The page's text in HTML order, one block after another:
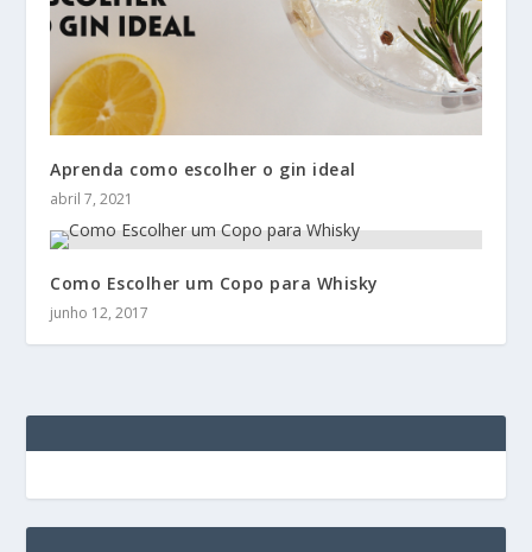
Aprenda como escolher o gin ideal
abril 7, 2021
Como Escolher um Copo para Whisky
junho 12, 2017